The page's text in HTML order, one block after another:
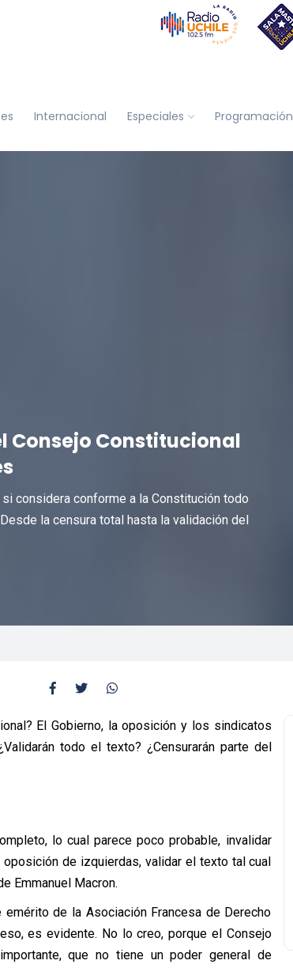
Internacional Especiales Programación
Consejo Constitucional
considera conforme a la Constitución todo
la censura total hasta la validación del
El Gobierno, la oposición y los sindicatos
todo el texto? ¿Censurarán parte del
lo cual parece poco probable, invalidar
de izquierdas, validar el texto tal cual
Emmanuel Macron.
de la Asociación Francesa de Derecho
es evidente. No lo creo, porque el Consejo
que no tiene un poder general de